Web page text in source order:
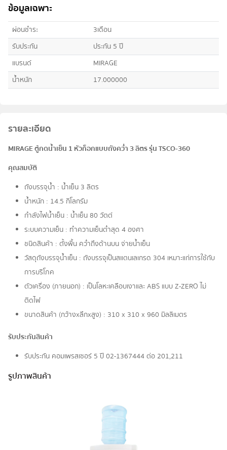
ข้อมูลเฉพาะ
ผ่อนชำระ
3เดือน
รับประกัน
ประกัน 5 ปี
แบรนด์
MIRAGE
น้ำหนัก
17.000000
รายละเอียด
MIRAGE ตู้กดน้ำเย็น 1 หัวก็อกแบบถังคว่ำ 3 ลิตร รุ่น TSCO-360
คุณสมบัติ
ถังบรรจุน้ำ : น้ำเย็น 3 ลิตร
น้ำหนัก : 14.5 กิโลกรัม
กำลังไฟน้ำเย็น : น้ำเย็น 80 วัตต์
ระบบความเย็น : ทำความเย็นต่ำสุด 4 องศา
ชนิดสินค้า : ตั้งพื้น คว่ำถึงด้านบน จ่ายน้ำเย็น
วัสดุถังบรรจุน้ำเย็น : ถังบรรจุเป็นสแตนเลเกรด 304 เหมาะแก่การใช้กับ
การบริโภค
ตัวเครื่อง (ภายนอก) : เป็นโลหะเคลือบเงาและ ABS แบบ Z-ZERO ไม่
ติดไฟ
ขนาดสินค้า (กว้างxลึกxสูง) : 310 x 310 x 960 มิลลิเมตร
รับประกันสินค้า
รับประกัน คอมเพรสเซอร์ 5 ปี 02-1367444 ต่อ 201,211
รูปภาพสินค้า